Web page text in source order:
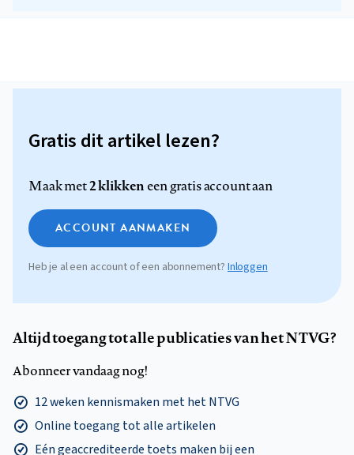
Gratis dit artikel lezen?
Maak met2 klikkeneen gratis account aan
ACCOUNT AANMAKEN
Heb je al een account of een abonnement? Inloggen
Altijd toegang tot alle publicaties van het NTVG?
Abonneer vandaag nog!
12 weken kennismaken met het NTVG
Online toegang tot alle artikelen
Eén geaccrediteerde toets maken bij een